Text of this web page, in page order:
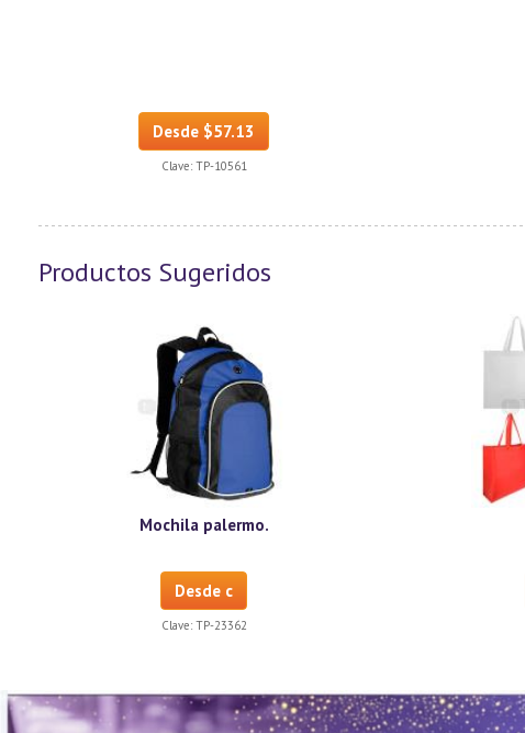
Desde $57.13
Clave: TP-10561
Productos Sugeridos
Mochila palermo.
Desde c
Clave: TP-23362